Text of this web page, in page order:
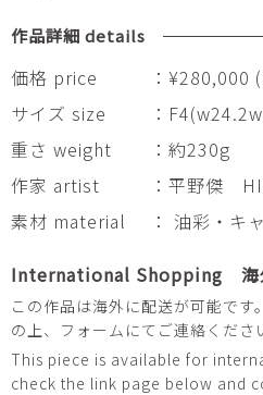
作品詳細 details
価格 price
：¥280,000
サイズ size
：
重さ weight
：約230g
作家 artist
：平野傑
素材 material
： 油彩・
International Shopping 海
この作品は海外に配送が可能で
の上、フォームにてご連絡くださ
This piece is available for
check the link page below and